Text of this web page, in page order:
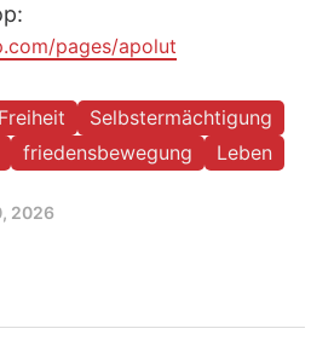
pages/apolut
Freiheit
Selbstermächtigung
friedensbewegung Leben
2026